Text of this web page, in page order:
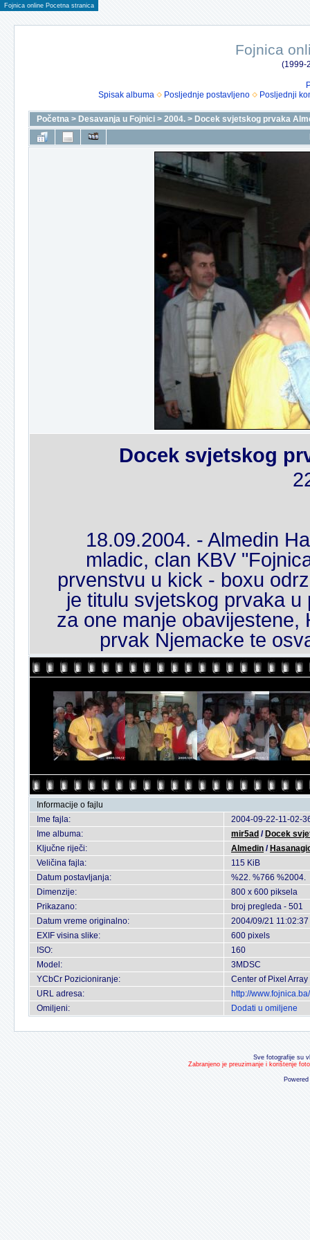
Fojnica online Pocetna stranica
Fojnica
(1999-
Spisak albuma
Posljednje postavljeno Posljednji
Početna > Desavanja u Fojnici > 2004. > Docek svjetskog prvaka
Docek svjetskog
18.09.2004. - Almedin
mladic, clan KBV
prvenstvu u kick - boxu
je titulu svjetskog prvaka
za one manje
prvak Njemacke te
Informacije o fajlu
Ime fajla:
2004-09-22-11-02-
Ime albuma:
mir5ad / Docek
Ključne riječi:
Almedin /
Veličina fajla:
115 KiB
Datum postavljanja:
%22. %766 %2004.
Dimenzije:
800 x 600 piksela
Prikazano:
broj pregleda - 501
Datum vreme originalno:
2004/09/21 11:02:37
EXIF visina slike:
600 pixels
ISO:
160
Model:
3MDSC
YCbCr Pozicioniranje:
Center of Pixel Array
URL adresa:
http://
Omiljeni:
Dodati u omiljene
Sve fotografije su
Zabranjeno je preuzimanje i korištenje